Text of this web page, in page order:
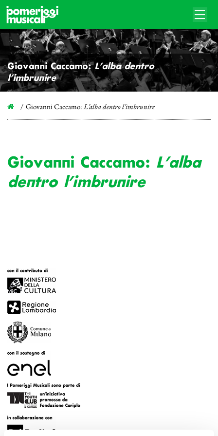
Giovanni Caccamo:L’alba dentro
l’imbrunire
Giovanni Caccamo: L’alba dentro l’imbrunire
Giovanni Caccamo: L’alba
dentro l’imbrunire